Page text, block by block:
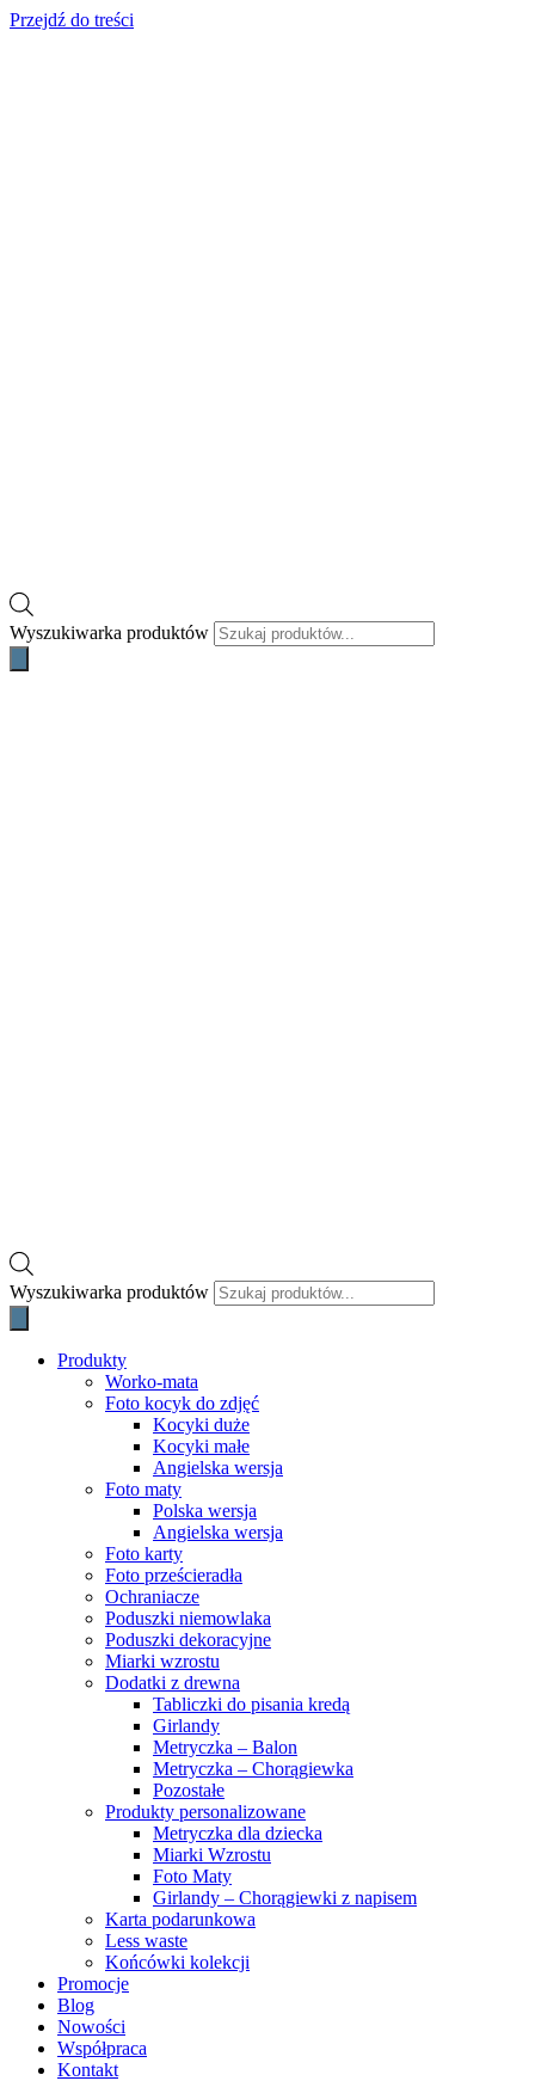
Przejdź do treści
Wyszukiwarka produktów
Wyszukiwarka produktów
Produkty
Worko-mata
Foto kocyk do zdjęć
Kocyki duże
Kocyki małe
Angielska wersja
Foto maty
Polska wersja
Angielska wersja
Foto karty
Foto prześcieradła
Ochraniacze
Poduszki niemowlaka
Poduszki dekoracyjne
Miarki wzrostu
Dodatki z drewna
Tabliczki do pisania kredą
Girlandy
Metryczka – Balon
Metryczka – Chorągiewka
Pozostałe
Produkty personalizowane
Metryczka dla dziecka
Miarki Wzrostu
Foto Maty
Girlandy – Chorągiewki z napisem
Karta podarunkowa
Less waste
Końcówki kolekcji
Promocje
Blog
Nowości
Współpraca
Kontakt